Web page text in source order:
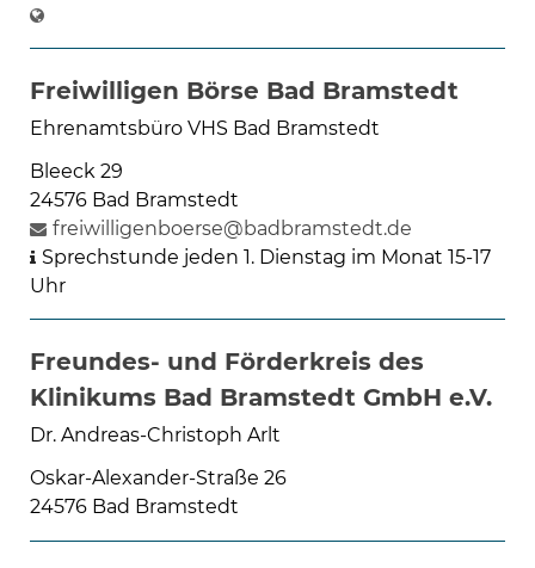
Freiwilligen Börse Bad Bramstedt
Ehrenamtsbüro VHS Bad Bramstedt
Bleeck 29
24576 Bad Bramstedt
freiwilligenboerse@badbramstedt.de
Sprechstunde jeden 1. Dienstag im Monat 15-17
Uhr
Freundes- und Förderkreis des
Klinikums Bad Bramstedt GmbH e.V.
Dr. Andreas-Christoph Arlt
Oskar-Alexander-Straße 26
24576 Bad Bramstedt